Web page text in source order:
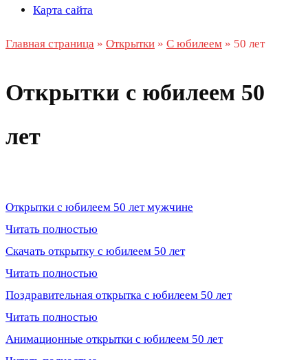
Карта сайта
Главная страница » Открытки » С юбилеем » 50 лет
Открытки с юбилеем 50
лет
Открытки с юбилеем 50 лет мужчине
Читать полностью
Скачать открытку с юбилеем 50 лет
Читать полностью
Поздравительная открытка с юбилеем 50 лет
Читать полностью
Анимационные открытки с юбилеем 50 лет